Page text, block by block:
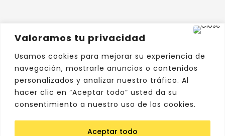
Valoramos tu privacidad
Usamos cookies para mejorar su experiencia de
navegación, mostrarle anuncios o contenidos
personalizados y analizar nuestro tráfico. Al
hacer clic en “Aceptar todo” usted da su
consentimiento a nuestro uso de las cookies.
Aceptar todo
Contacto
Términos y condiciones
Privacidad
Tel. 619 20 48 16
699 72 48 11
info@micasitaviajera.com